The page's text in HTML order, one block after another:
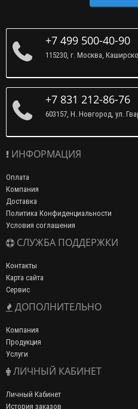
+7 499 500-40-90
115230, г. Москва,
+7 831 212-86-76
603157, Н. Новгород, ул.
ИНФОРМАЦИЯ
Оплата
Компания
Доставка
Политика Конфиденциальности
Условия соглашения
СЛУЖБА ПОДДЕРЖКИ
Контакты
Карта сайта
Сервис
ДОПОЛНИТЕЛЬНО
Компания
Продукция
Услуги
ЛИЧНЫЙ КАБИНЕТ
Личный Кабинет
История заказов